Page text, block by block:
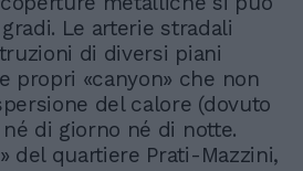
Le arterie stradali
di diversi piani
propri «canyon» che non
del calore (dovuto
di giorno né di notte.
del quartiere Prati-Mazzini,